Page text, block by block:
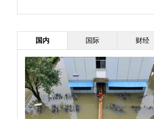
国内 国际 财经